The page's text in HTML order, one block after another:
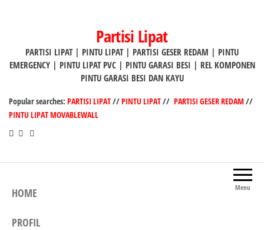
Partisi Lipat
PARTISI LIPAT | PINTU LIPAT | PARTISI GESER REDAM | PINTU
EMERGENCY | PINTU LIPAT PVC | PINTU GARASI BESI | REL KOMPONEN
PINTU GARASI BESI DAN KAYU
Popular searches: PARTISI LIPAT//PINTU LIPAT// PARTISI GESER REDAM//
PINTU LIPAT MOVABLEWALL
Menu
HOME
PROFIL